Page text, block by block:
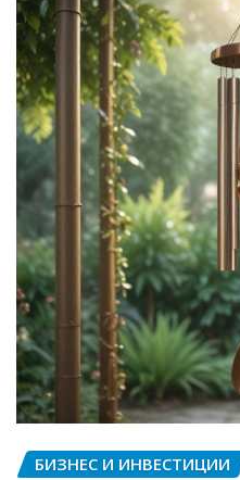
БИЗНЕС И ИНВЕСТИЦИИ